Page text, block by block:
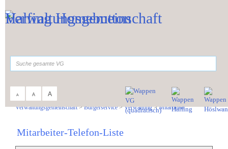
A A A
Verwaltungsgemeinschaft>Bürgerservice>Verwaltung>Mitarbeiter
Mitarbeiter-Telefon-Liste